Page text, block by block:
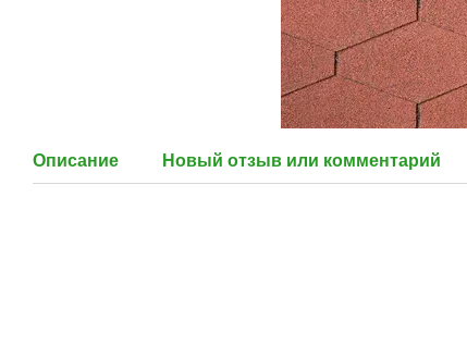
Описание Новый отзыв или комментарий